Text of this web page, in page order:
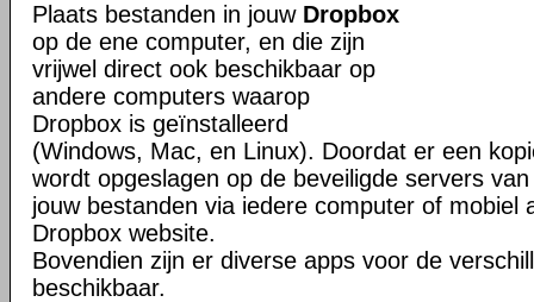
Plaats bestanden in jouw Dropbox
op de ene computer, en die zijn
vrijwel direct ook beschikbaar op
andere computers waarop
Dropbox is geïnstalleerd
(Windows, Mac, en Linux). Doordat er een
wordt opgeslagen op de beveiligde servers
jouw bestanden via iedere computer of mobiel
Dropbox website.
Bovendien zijn er diverse apps voor de
beschikbaar.